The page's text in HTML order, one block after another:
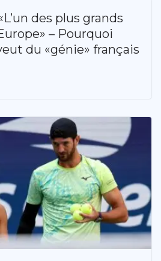
des plus grands
– Pourquoi
du «génie» français